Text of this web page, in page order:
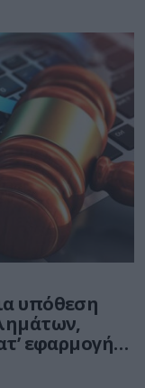
υπόθεση
εφαρμογή
Ψηφιακές